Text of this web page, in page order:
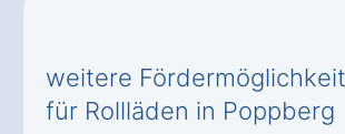
weitere
für Rollläden in Poppberg